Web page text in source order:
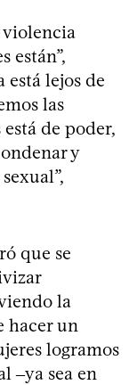
violencia
están”,
está lejos de
las
de poder,
y
que se
la
hacer un
logramos
‒ya sea en